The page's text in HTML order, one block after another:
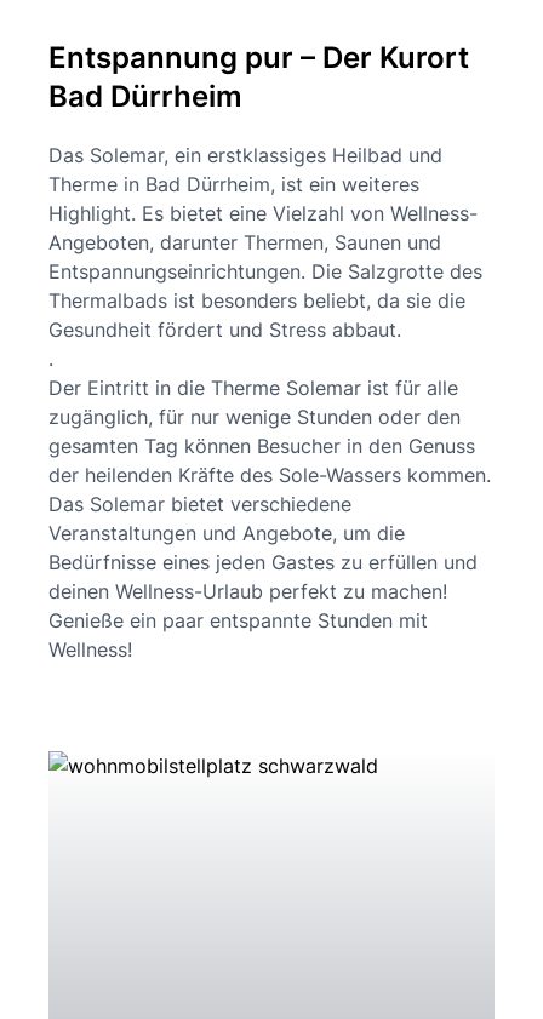
Entspannung pur – Der Kurort
Bad Dürrheim
Das Solemar, ein erstklassiges Heilbad und
Therme in Bad Dürrheim, ist ein weiteres
Highlight. Es bietet eine Vielzahl von Wellness-
Angeboten, darunter Thermen, Saunen und
Entspannungseinrichtungen. Die Salzgrotte des
Thermalbads ist besonders beliebt, da sie die
Gesundheit fördert und Stress abbaut.
.
Der Eintritt in die Therme Solemar ist für alle
zugänglich, für nur wenige Stunden oder den
gesamten Tag können Besucher in den Genuss
der heilenden Kräfte des Sole-Wassers kommen.
Das Solemar bietet verschiedene
Veranstaltungen und Angebote, um die
Bedürfnisse eines jeden Gastes zu erfüllen und
deinen Wellness-Urlaub perfekt zu machen!
Genieße ein paar entspannte Stunden mit
Wellness!